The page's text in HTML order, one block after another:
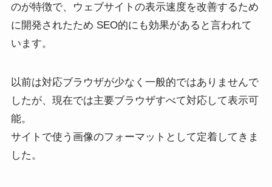
のが特徴で、ウェブサイトの表示速度を改善するため
に開発されたため SEO的にも効果があると言われて
います。
以前は対応ブラウザが少なく一般的ではありませんで
したが、現在では主要ブラウザすべて対応して表示可
能。
サイトで使う画像のフォーマットとして定着してきま
した。